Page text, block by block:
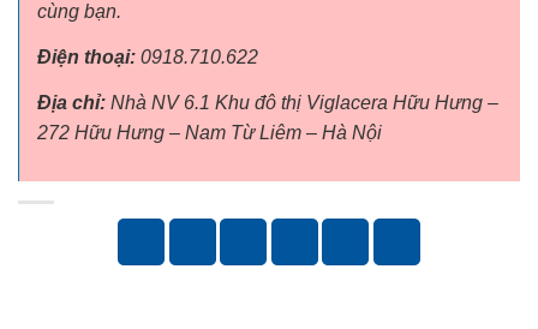
cùng bạn.
Điện thoại: 0918.710.622
Địa chỉ: Nhà NV 6.1 Khu đô thị Viglacera Hữu Hưng –
272 Hữu Hưng – Nam Từ Liêm – Hà Nội